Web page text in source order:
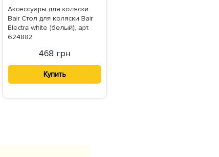
Аксессуары для коляски
Bair Стол для коляски Bair
Electra white (белый), арт.
624882
468 грн
Купить